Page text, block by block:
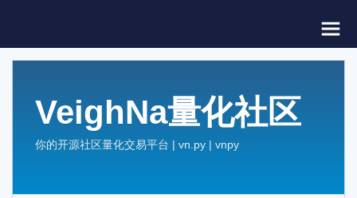
VeighNa量化社区
你的开源社区量化交易平台 | vn.py | vnpy